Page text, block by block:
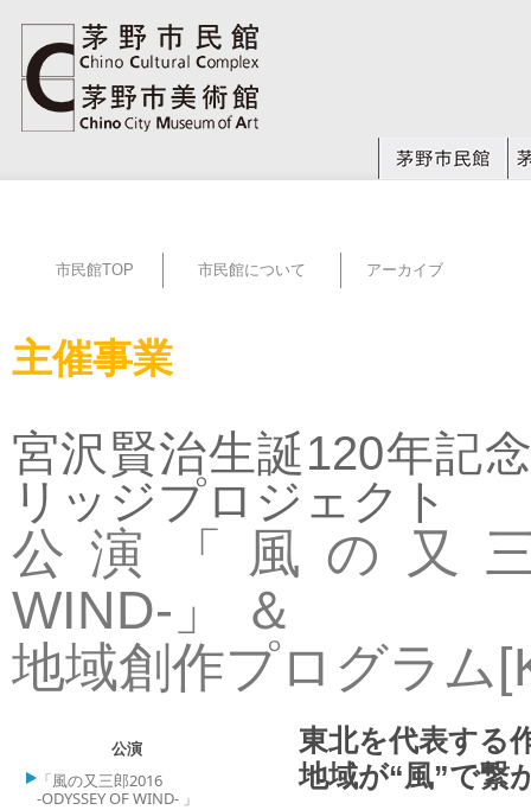
市民館TOP 市民館について アーカイブ
主催事業
宮沢賢治生誕120年
リッジプロジェクト
公演「風の又三
WIND-」 ＆
地域創作プログラム
公演
「風の又三郎2016
-ODYSSEY OF WIND- 」
東北を代表する
地域が“風”で繋